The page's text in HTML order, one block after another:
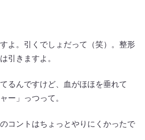
よ。引くでしょだって（笑）。整形
引きますよ。
るんですけど、血がほほを垂れて
ー」っつって。
コントはちょっとやりにくかったで